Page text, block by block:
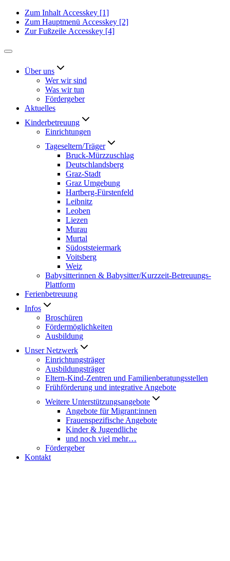
Zum Inhalt Accesskey [1]
Zum Hauptmenü Accesskey [2]
Zur Fußzeile Accesskey [4]
Über uns
Wer wir sind
Was wir tun
Fördergeber
Aktuelles
Kinderbetreuung
Einrichtungen
Tageseltern/Träger
Bruck-Mürzzuschlag
Deutschlandsberg
Graz-Stadt
Graz Umgebung
Hartberg-Fürstenfeld
Leibnitz
Leoben
Liezen
Murau
Murtal
Südoststeiermark
Voitsberg
Weiz
Babysitterinnen & Babysitter/Kurzzeit-Betreuungs-
Plattform
Ferienbetreuung
Infos
Broschüren
Fördermöglichkeiten
Ausbildung
Unser Netzwerk
Einrichtungsträger
Ausbildungsträger
Eltern-Kind-Zentren und Familienberatungsstellen
Frühförderung und integrative Angebote
Weitere Unterstützungsangebote
Angebote für Migrant:innen
Frauenspezifische Angebote
Kinder & Jugendliche
und noch viel mehr…
Fördergeber
Kontakt